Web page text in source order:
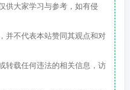
供大家学习与参考，如有侵
并不代表本站赞同其观点和对
转载任何违法的相关信息，访